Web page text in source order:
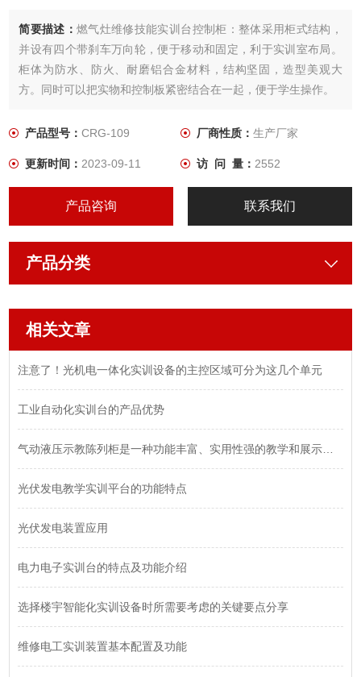
简要描述： 燃气灶维修技能实训台控制柜：整体采用柜式结构，
并设有四个带刹车万向轮，便于移动和固定，利于实训室布局。
柜体为防水、防火、耐磨铝合金材料，结构坚固，造型美观大
方。同时可以把实物和控制板紧密结合在一起，便于学生操作。
产品型号：CRG-109 厂商性质： 生产厂家
更新时间：2023-09-11 访 问 量： 2552
产品咨询 联系我们
产品分类
相关文章
注意了！光机电一体化实训设备的主控区域可分为这几个单元
工业自动化实训台的产品优势
气动液压示教陈列柜是一种功能丰富、实用性强的教学和展示设备
光伏发电教学实训平台的功能特点
光伏发电装置应用
电力电子实训台的特点及功能介绍
选择楼宇智能化实训设备时所需要考虑的关键要点分享
维修电工实训装置基本配置及功能